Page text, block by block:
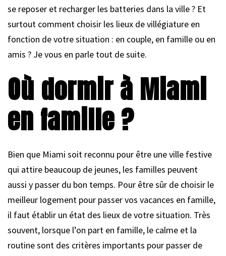
se reposer et recharger les batteries dans la ville ? Et
surtout comment choisir les lieux de villégiature en
fonction de votre situation : en couple, en famille ou en
amis ? Je vous en parle tout de suite.
Où dormir à Miami
en famille ?
Bien que Miami soit reconnu pour être une ville festive
qui attire beaucoup de jeunes, les familles peuvent
aussi y passer du bon temps. Pour être sûr de choisir le
meilleur logement pour passer vos vacances en famille,
il faut établir un état des lieux de votre situation. Très
souvent, lorsque l’on part en famille, le calme et la
routine sont des critères importants pour passer de